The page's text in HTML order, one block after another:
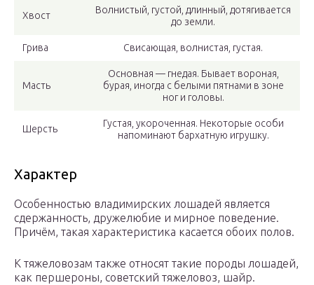
Хвост
Волнистый, густой, длинный, дотягивается
до земли.
Грива Свисающая, волнистая, густая.
Масть
Основная — гнедая. Бывает вороная,
бурая, иногда с белыми пятнами в зоне
ног и головы.
Шерсть
Густая, укороченная. Некоторые особи
напоминают бархатную игрушку.
Характер
Особенностью владимирских лошадей является
сдержанность, дружелюбие и мирное поведение.
Причём, такая характеристика касается обоих полов.
К тяжеловозам также относят такие породы лошадей,
как першероны, советский тяжеловоз, шайр.